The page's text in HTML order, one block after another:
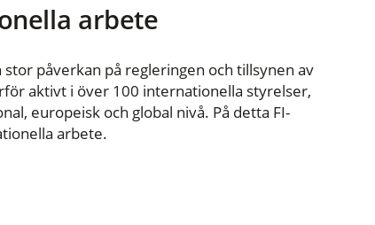
arbete
påverkan på regleringen och tillsynen av
aktivt i över 100 internationella styrelser,
europeisk och global nivå. På detta FI-
arbete.